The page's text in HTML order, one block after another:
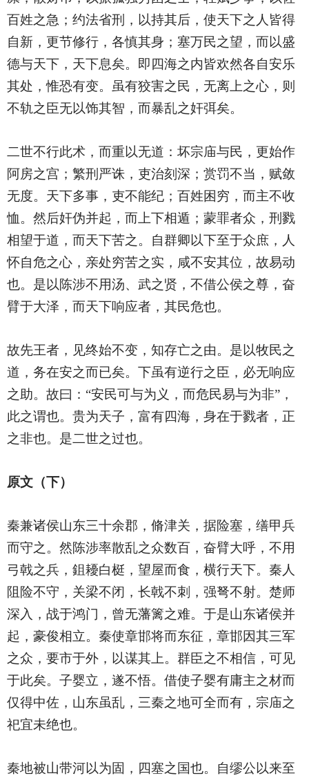
百姓之急；约法省刑，以持其后，使天下之人皆得
自新，更节修行，各慎其身；塞万民之望，而以盛
德与天下，天下息矣。即四海之内皆欢然各自安乐
其处，惟恐有变。虽有狡害之民，无离上之心，则
不轨之臣无以饰其智，而暴乱之奸弭矣。
二世不行此术，而重以无道：坏宗庙与民，更始作
阿房之宫；繁刑严诛，吏治刻深；赏罚不当，赋敛
无度。天下多事，吏不能纪；百姓困穷，而主不收
恤。然后奸伪并起，而上下相遁；蒙罪者众，刑戮
相望于道，而天下苦之。自群卿以下至于众庶，人
怀自危之心，亲处穷苦之实，咸不安其位，故易动
也。是以陈涉不用汤、武之贤，不借公侯之尊，奋
臂于大泽，而天下响应者，其民危也。
故先王者，见终始不变，知存亡之由。是以牧民之
道，务在安之而已矣。下虽有逆行之臣，必无响应
之助。故曰：“安民可与为义，而危民易与为非”，
此之谓也。贵为天子，富有四海，身在于戮者，正
之非也。是二世之过也。
原文（下）
秦兼诸侯山东三十余郡，脩津关，据险塞，缮甲兵
而守之。然陈涉率散乱之众数百，奋臂大呼，不用
弓戟之兵，鉏耰白梃，望屋而食，横行天下。秦人
阻险不守，关梁不闭，长戟不刺，强弩不射。楚师
深入，战于鸿门，曾无藩篱之难。于是山东诸侯并
起，豪俊相立。秦使章邯将而东征，章邯因其三军
之众，要市于外，以谋其上。群臣之不相信，可见
于此矣。子婴立，遂不悟。借使子婴有庸主之材而
仅得中佐，山东虽乱，三秦之地可全而有，宗庙之
祀宜未绝也。
秦地被山带河以为固，四塞之国也。自缪公以来至